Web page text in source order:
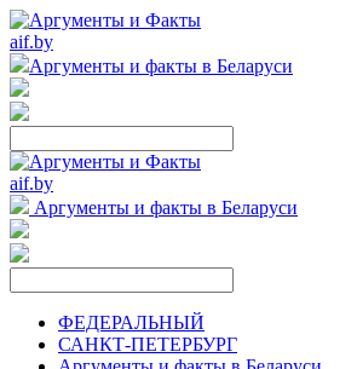
aif.by
Аргументы и факты в Беларуси
aif.by
Аргументы и факты в Беларуси
ФЕДЕРАЛЬНЫЙ
САНКТ-ПЕТЕРБУРГ